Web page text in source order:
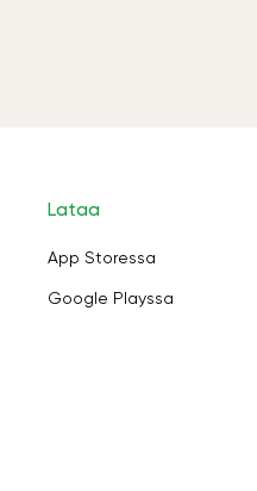
Lataa
App Storessa
Google Playssa